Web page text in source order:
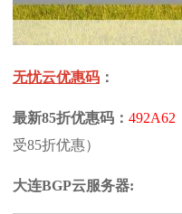
无忧云优惠码 ：
最新85折优惠码： 492A62
受85折优惠）
大连BGP云服务器: